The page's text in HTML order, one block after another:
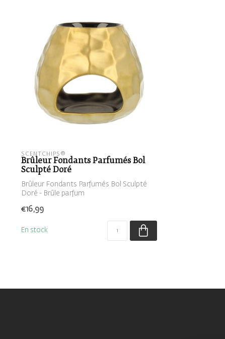
SCENTCHIPS®
Brûleur Fondants Parfumés Bol
Sculpté Doré
Brûleur Fondants Parfumés Bol Sculpté
Doré - Brûle parfum
€16,99
En stock